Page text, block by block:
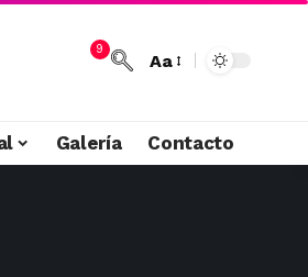
9
Aa
Galería Contacto